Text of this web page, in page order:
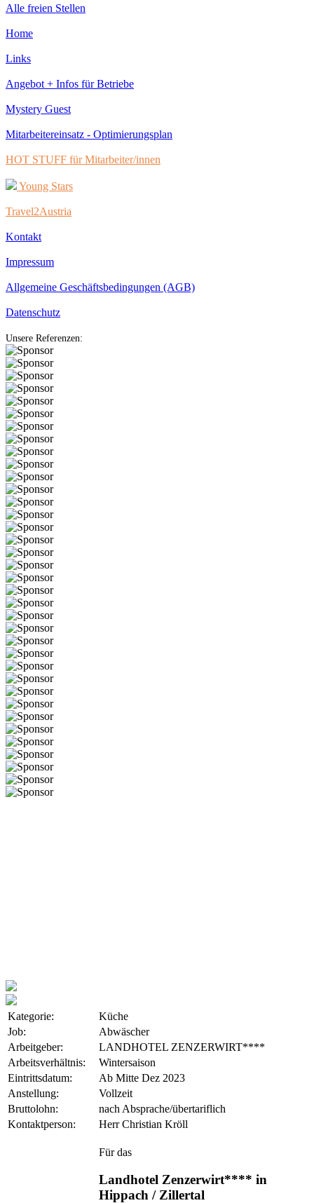
Alle freien Stellen
Home
Links
Angebot + Infos für Betriebe
Mystery Guest
Mitarbeitereinsatz - Optimierungsplan
HOT STUFF für Mitarbeiter/innen
Young Stars
Travel2Austria
Kontakt
Impressum
Allgemeine Geschäftsbedingungen (AGB)
Datenschutz
Unsere Referenzen:
Kategorie:
Küche
Job:
Abwäscher
Arbeitgeber:
LANDHOTEL ZENZERWIRT****
Arbeitsverhältnis:
Wintersaison
Eintrittsdatum:
Ab Mitte Dez 2023
Anstellung:
Vollzeit
Bruttolohn:
nach Absprache/übertariflich
Kontaktperson:
Herr Christian Kröll
Für das
Landhotel Zenzerwirt**** in
Hippach / Zillertal